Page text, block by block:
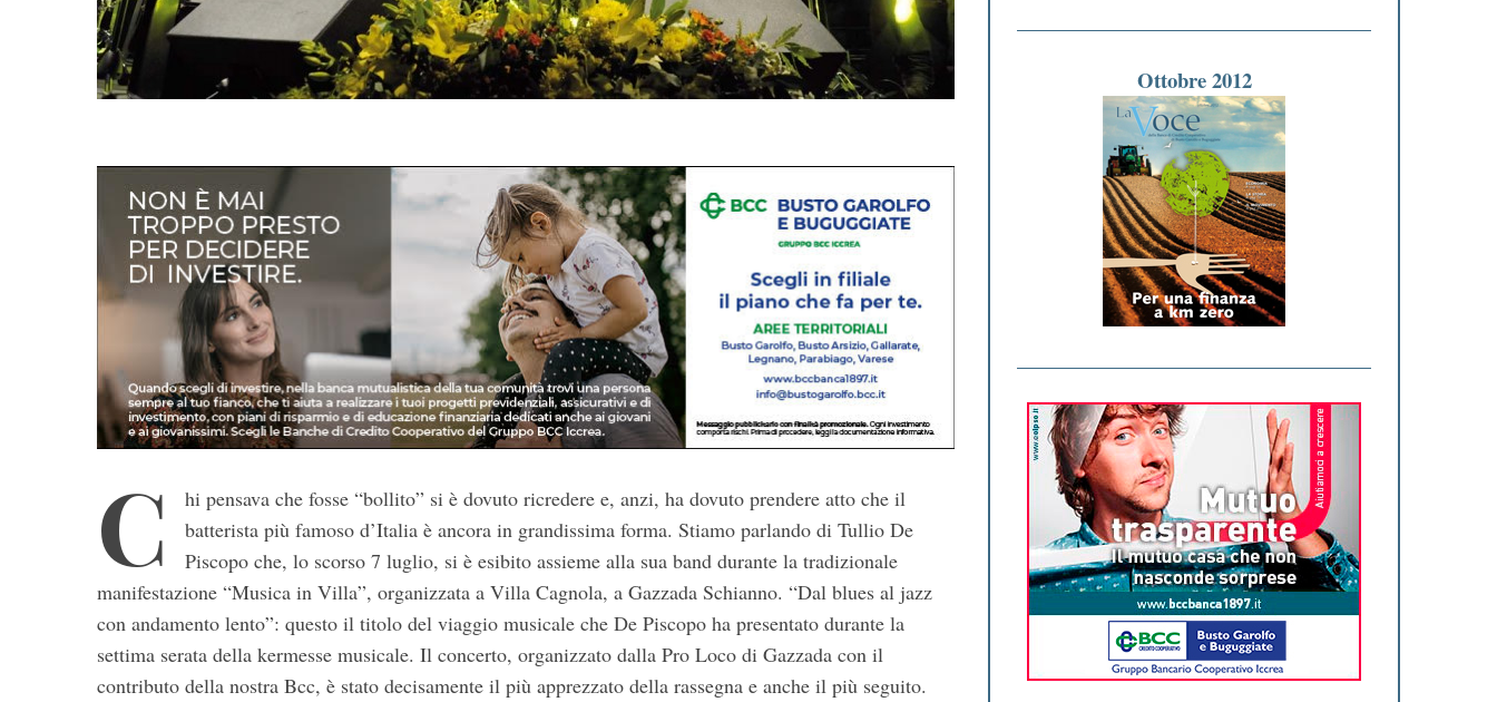
C
hi pensava che fosse “bollito” si è dovuto ricredere e, anzi, ha dovuto prendere atto che il
batterista più famoso d’Italia è ancora in grandissima forma. Stiamo parlando di Tullio De
Piscopo che, lo scorso 7 luglio, si è esibito assieme alla sua band durante la tradizionale
manifestazione “Musica in Villa”, organizzata a Villa Cagnola, a Gazzada Schianno. “Dal blues al jazz
con andamento lento”: questo il titolo del viaggio musicale che De Piscopo ha presentato durante la
settima serata della kermesse musicale. Il concerto, organizzato dalla Pro Loco di Gazzada con il
contributo della nostra Bcc, è stato decisamente il più apprezzato della rassegna e anche il più seguito.
Ottobre 2012
S
e
a
r